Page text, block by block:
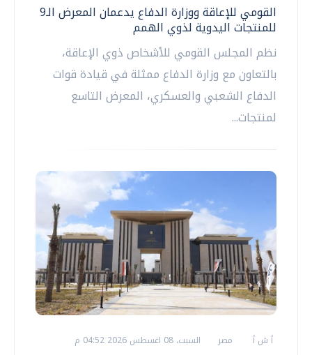
القومي للإعاقة ووزارة الدفاع يدعمان المعرض الـ9
للمنتجات اليدوية لذوي الهمم
نظم المجلس القومي للأشخاص ذوي الإعاقة،
بالتعاون مع وزارة الدفاع ممثلة في قيادة قوات
الدفاع الشعبي والعسكري، المعرض التاسع
لمنتجات...
أ ش أ مصر السبت، 08 اغسطس 2026 04:52 م